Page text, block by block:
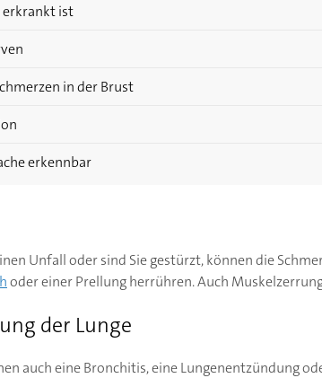
erkrankt ist
in der Brust
erkennbar
Unfall oder sind Sie gestürzt, können die
oder einer Prellung herrühren. Auch
der Lunge
auch eine Bronchitis, eine Lungenentzündung